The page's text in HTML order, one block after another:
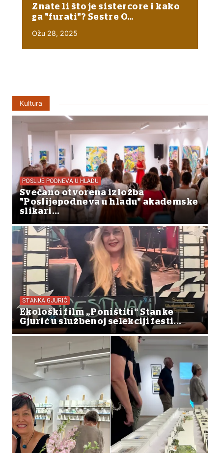
Znate li što je sistercore i kako
ga "furati"? Sestre O…
Ožu 28, 2025
Kultura
POSLIJE PODNEVA U HLADU
Svečano otvorena izložba
"Poslijepodneva u hladu" akademske
slikari...
STANKA GJURIĆ
Ekološki film „Poništiti“ Stanke
Gjurić u službenoj selekciji festi...